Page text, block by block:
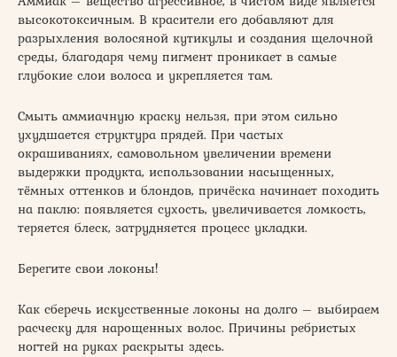
высокотоксичным. В красители его добавляют для
разрыхления волосяной кутикулы и создания щелочной
среды, благодаря чему пигмент проникает в самые
глубокие слои волоса и укрепляется там.
Смыть аммиачную краску нельзя, при этом сильно
ухудшается структура прядей. При частых
окрашиваниях, самовольном увеличении времени
выдержки продукта, использовании насыщенных,
тёмных оттенков и блондов, причёска начинает походить
на паклю: появляется сухость, увеличивается ломкость,
теряется блеск, затрудняется процесс укладки.
Берегите свои локоны!
Как сберечь искусственные локоны на долго – выбираем
расческу для нарощенных волос. Причины ребристых
ногтей на руках раскрыты здесь.